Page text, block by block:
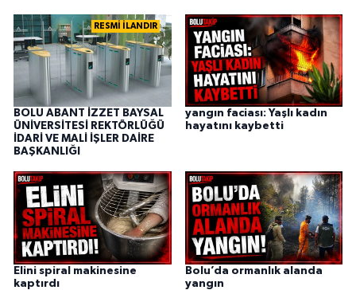
RESMİ İLANDIR
BOLU ABANT İZZET BAYSAL
ÜNİVERSİTESİ REKTÖRLÜĞÜ
İDARİ VE MALİ İŞLER DAİRE
BAŞKANLIĞI
yangın faciası: Yaşlı kadın
hayatını kaybetti
Elini spiral makinesine
kaptırdı
Bolu’da ormanlık alanda
yangın